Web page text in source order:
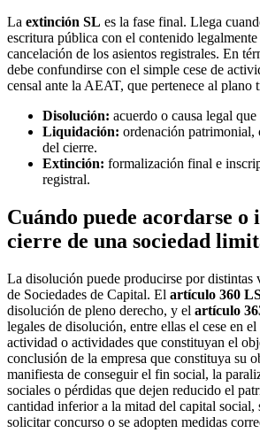
La extinción SL es la fase final. Llega
escritura pública con el contenido
cancelación de los asientos registrales. En
debe confundirse con el simple cese de
censal ante la AEAT, que pertenece al plano
Disolución: acuerdo o causa legal
Liquidación: ordenación patrimonial,
del cierre.
Extinción: formalización final e
registral.
Cuándo puede acordarse o
cierre de una sociedad
La disolución puede producirse por distintas
de Sociedades de Capital. El artículo 360
disolución de pleno derecho, y el artículo
legales de disolución, entre ellas el cese en
actividad o actividades que constituyan el
conclusión de la empresa que constituya su
manifiesta de conseguir el fin social, la
sociales o pérdidas que dejen reducido el
cantidad inferior a la mitad del capital social,
solicitar concurso o se adopten medidas